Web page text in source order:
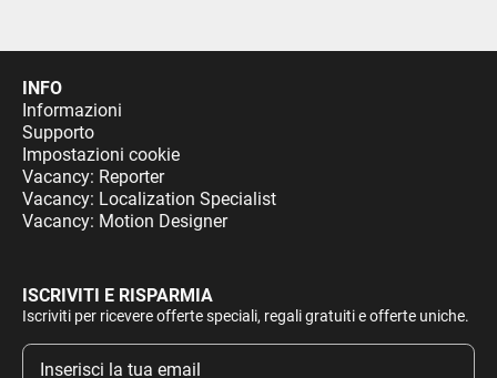
INFO
Informazioni
Supporto
Impostazioni cookie
Vacancy: Reporter
Vacancy: Localization Specialist
Vacancy: Motion Designer
ISCRIVITI E RISPARMIA
Iscriviti per ricevere offerte speciali, regali gratuiti e offerte uniche.